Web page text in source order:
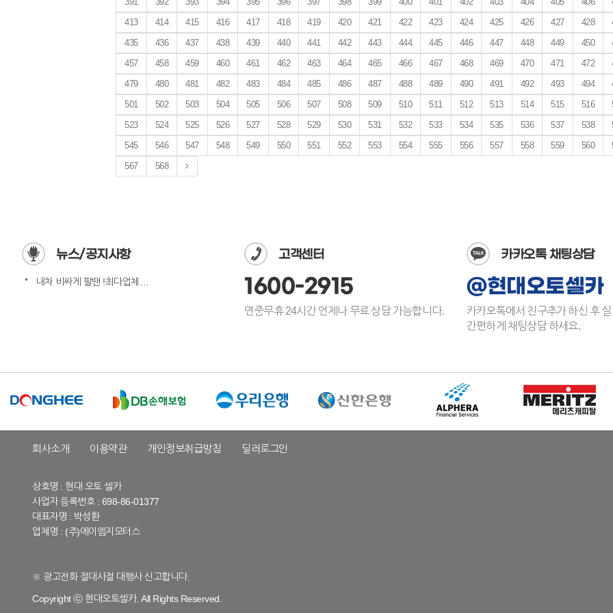
413
414 415 416 417 418 419 420 421 422 423 424 425 426 427 428
435
436 437 438 439 440 441 442 443 444 445 446 447 448 449 450
457
458 459 460 461 462 463 464 465 466 467 468 469 470 471 472
479
480 481 482 483 484 485 486 487 488 489 490 491 492 493 494
501
502 503 504 505 506 507 508 509 510 511 512 513 514 515 516
523
524 525 526 527 528 529 530 531 532 533 534 535 536 537 538
545
546 547 548 549 550 551 552 553 554 555 556 557 558 559 560
567
568
뉴스/공지사항
내차 비싸게 팔땐 !최다업체…
고객센터
1600-2915
연중무휴 24시간 언제나 무료 상담 가능합니다.
카카오톡 채팅상담
@현대오토셀카
카카오톡에서 친구추가 하신 후
간편하게 채팅상담 하세요.
회사소개 이용약관 개인정보취급방침 딜러로그인
상호명 : 현대 오토 셀카
사업자 등록번호 : 698-86-01377
대표자명 : 박성환
업체명 : (주)에이엠지모터스
※ 광고전화 절대사절 대행사 신고합니다.
Copyright ⓒ 현대오토셀카. All Rights Reserved.